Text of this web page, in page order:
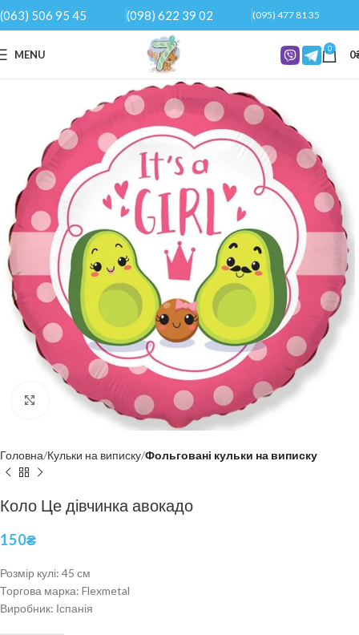
(063) 506 95 45 (098) 622 39 02 (095) 477 81 35
MENU 0 0
Click to enlarge
Головна Кульки на виписку Фольговані кульки на виписку
Коло Це дівчинка авокадо
150₴
Розмір кулі: 45 см
Торгова марка: Flexmetal
Виробник: Іспанія